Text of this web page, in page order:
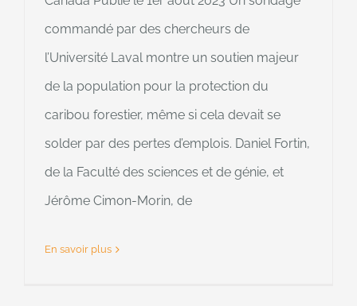
commandé par des chercheurs de
l’Université Laval montre un soutien majeur
de la population pour la protection du
caribou forestier, même si cela devait se
solder par des pertes d’emplois. Daniel Fortin,
de la Faculté des sciences et de génie, et
Jérôme Cimon-Morin, de
En savoir plus